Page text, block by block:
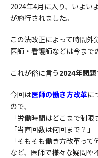
2024年4月に入り、いよい
が施行されました。
この法改正によって時間外
医師・看護師などは今まで
これが俗に言う2024年問題
今回は医師の働き方改革に
ので、
「労働時間はどこまで制限
「当直回数は何回まで？」
「そもそも働き方改革って
など、医師で様々な疑問や